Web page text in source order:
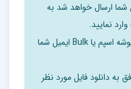
شما ارسال خواهد شد به
نمایید.
ممکن است ایمیل ارسالی به پوشه اسپم یا Bulk ایمیل شما
به دانلود فایل مورد نظر